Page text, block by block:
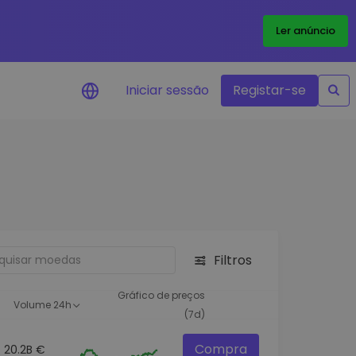
Ler anúncio
investimento
Ideias inteligentes para um
desempenho ótimo
Iniciar sessão Registar-se
Filtros
Volume 24h
Gráfico de preços
(7d)
20.2B € Compra